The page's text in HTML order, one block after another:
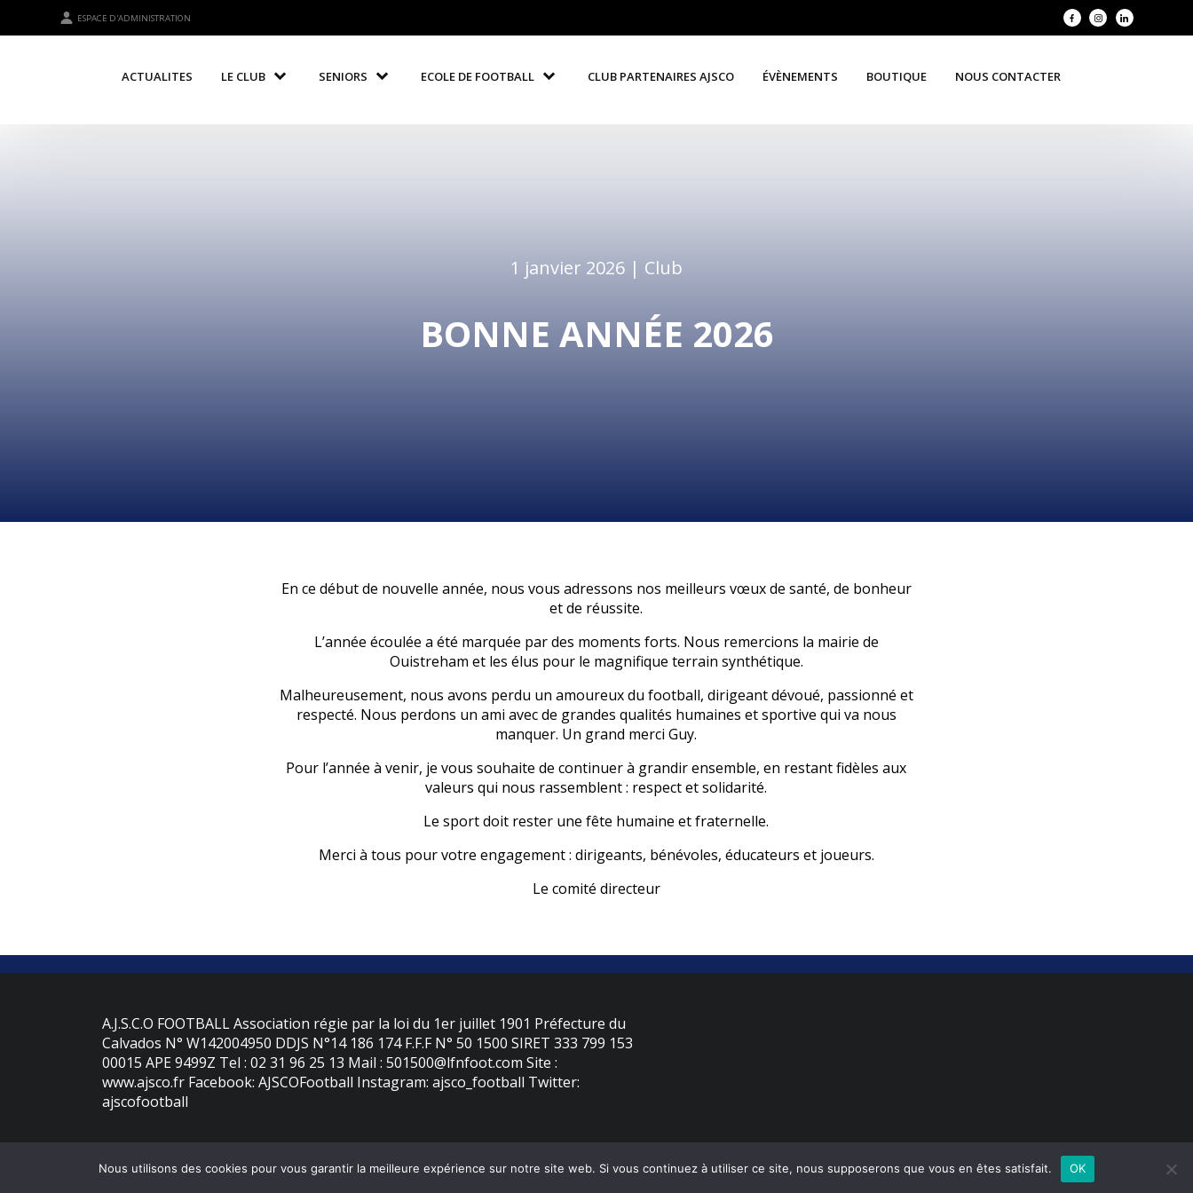
ESPACE D'ADMINISTRATION
ACTUALITES LE CLUB SENIORS ECOLE DE FOOTBALL CLUB PARTENAIRES AJSCO ÉVÈNEMENTS BOUTIQUE NOUS CONTACTER
1 janvier 2026 | Club
BONNE ANNÉE 2026
En ce début de nouvelle année, nous vous adressons nos meilleurs vœux de santé, de bonheur
et de réussite.
L’année écoulée a été marquée par des moments forts. Nous remercions la mairie de
Ouistreham et les élus pour le magnifique terrain synthétique.
Malheureusement, nous avons perdu un amoureux du football, dirigeant dévoué, passionné et
respecté. Nous perdons un ami avec de grandes qualités humaines et sportive qui va nous
manquer. Un grand merci Guy.
Pour l’année à venir, je vous souhaite de continuer à grandir ensemble, en restant fidèles aux
valeurs qui nous rassemblent : respect et solidarité.
Le sport doit rester une fête humaine et fraternelle.
Merci à tous pour votre engagement : dirigeants, bénévoles, éducateurs et joueurs.
Le comité directeur
A.J.S.C.O FOOTBALL Association régie par la loi du 1er juillet 1901 Préfecture du
Calvados N° W142004950 DDJS N°14 186 174 F.F.F N° 50 1500 SIRET 333 799 153
00015 APE 9499Z Tel : 02 31 96 25 13 Mail : 501500@lfnfoot.com Site :
www.ajsco.fr Facebook: AJSCOFootball Instagram: ajsco_football Twitter:
ajscofootball
2026 - AJS Colleville Ouistreham | Site internet réalisé par MENTIONS LÉGALES
Nous utilisons des cookies pour vous garantir la meilleure expérience sur notre site web. Si vous continuez à utiliser ce site, nous supposerons que vous en êtes satisfait. OK